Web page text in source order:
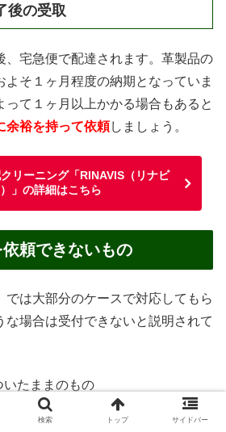
後の受取
、宅急便で配達されます。革製品の
よそ１ヶ月程度の納期となっていま
って１ヶ月以上かかる場合もあると
余裕を持って依頼しましょう。
リーニング「RINAVIS（リナビ
」の詳細はこちら
頼できないもの
では大部分のケースで対応してもら
な場合は受付できないと説明されて
たままのもの
の
検索 トップ サイドバー